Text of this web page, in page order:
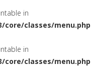
in
classes/menu.php
in
classes/menu.php